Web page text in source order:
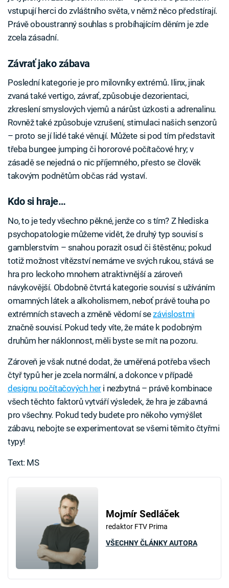
vstupují herci do zvláštního světa, v němž něco předstírají.
Právě oboustranný souhlas s probíhajícím děním je zde
zcela zásadní.
Závrať jako zábava
Poslední kategorie je pro milovníky extrémů. Ilinx, jinak
zvaná také vertigo, závrať, způsobuje dezorientaci,
zkreslení smyslových vjemů a nárůst úzkosti a adrenalinu.
Rovněž také způsobuje vzrušení, stimulaci našich senzorů
– proto se jí lidé také věnují. Můžete si pod tím představit
třeba bungee jumping či hororové počítačové hry; v
zásadě se nejedná o nic příjemného, přesto se člověk
takovým podnětům občas rád vystaví.
Kdo si hraje…
No, to je tedy všechno pěkné, jenže co s tím? Z hlediska
psychopatologie můžeme vidět, že druhý typ souvisí s
gamblerstvím – snahou porazit osud či štěstěnu; pokud
totiž možnost vítězství nemáme ve svých rukou, stává se
hra pro leckoho mnohem atraktivnější a zároveň
návykovější. Obdobně čtvrtá kategorie souvisí s užíváním
omamných látek a alkoholismem, neboť právě touha po
extrémních stavech a změně vědomí sezávislostmi
značně souvisí. Pokud tedy víte, že máte k podobným
druhům her náklonnost, měli byste se mít na pozoru.
Zároveň je však nutné dodat, že uměřená potřeba všech
čtyř typů her je zcela normální, a dokonce v případě
designu počítačových heri nezbytná – právě kombinace
všech těchto faktorů vytváří výsledek, že hra je zábavná
pro všechny. Pokud tedy budete pro někoho vymýšlet
zábavu, nebojte se experimentovat se všemi těmito čtyřmi
typy!
Text: MS
Mojmír Sedláček
redaktor FTV Prima
VŠECHNY ČLÁNKY AUTORA